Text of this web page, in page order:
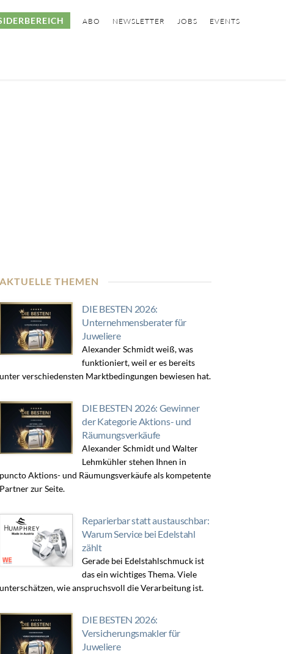
ABO NEWSLETTER JOBS EVENTS
AKTUELLE THEMEN
DIE BESTEN 2026:
Unternehmensberater für
Juweliere
Alexander Schmidt weiß, was
funktioniert, weil er es bereits
unter verschiedensten Marktbedingungen bewiesen hat.
DIE BESTEN 2026: Gewinner
der Kategorie Aktions- und
Räumungsverkäufe
Alexander Schmidt und Walter
Lehmkühler stehen Ihnen in
puncto Aktions- und Räumungsverkäufe als kompetente
Partner zur Seite.
Reparierbar statt austauschbar:
Warum Service bei Edelstahl
zählt
Gerade bei Edelstahlschmuck ist
das ein wichtiges Thema. Viele
unterschätzen, wie anspruchsvoll die Verarbeitung ist.
DIE BESTEN 2026:
Versicherungsmakler für
Juweliere